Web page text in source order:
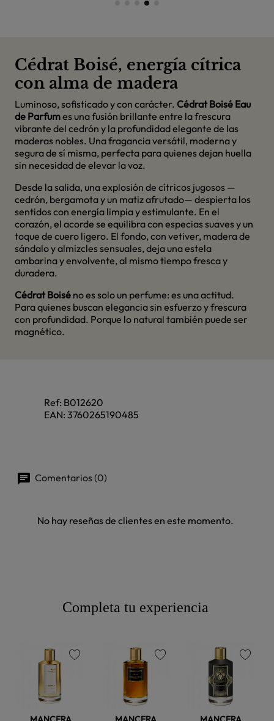
Cédrat Boisé, energía cítrica
con alma de madera
Luminoso, sofisticado y con carácter. Cédrat Boisé Eau
de Parfumes una fusión brillante entre la frescura
vibrante del cedrón y la profundidad elegante de las
maderas nobles. Una fragancia versátil, moderna y
segura de sí misma, perfecta para quienes dejan huella
sin necesidad de elevar la voz.
Desde la salida, una explosión de cítricos jugosos —
cedrón, bergamota y un matiz afrutado— despierta los
sentidos con energía limpia y estimulante. En el
corazón, el acorde se equilibra con especias suaves y un
toque de cuero ligero. El fondo, con vetiver, madera de
sándalo y almizcles sensuales, deja una estela
ambarina y envolvente, al mismo tiempo fresca y
duradera.
Cédrat Boisé no es solo un perfume: es una actitud.
Para quienes buscan elegancia sin esfuerzo y frescura
con profundidad. Porque lo natural también puede ser
magnético.
Ref: B012620
EAN: 3760265190485
Comentarios (0)
No hay reseñas de clientes en este momento.
Completa tu experiencia